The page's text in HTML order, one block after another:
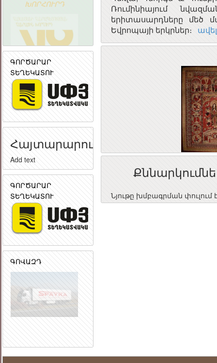
ԽՈՐՀՈՒՐԴ
կոմպյուտերային
ցանց
ԳՈՐԾԱՐԱՐ
ՏԵՂԵԿԱՏՈՒ
Հայտարարություն
Add text
ԳՈՐԾԱՐԱՐ
ՏԵՂԵԿԱՏՈՒ
ԳՈՎԱԶԴ
Ռումինիայում
երիտասարդները մեծ
Եվրոպայի երկրներ։
Նյութը խմբագրման փուլում է